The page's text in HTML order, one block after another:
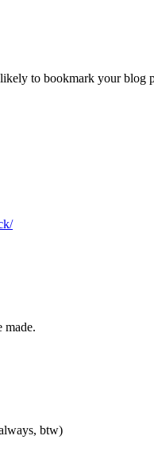
to bookmark your
made.
btw)